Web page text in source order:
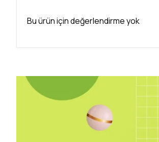
Bu ürün için değerlendirme yok